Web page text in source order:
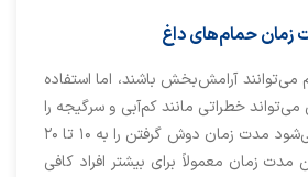
‌هایداغ
آرامش‌بخش باشند، اما استفاده
خطراتی مانند کم‌آبی و سرگیجه را
افزایش دهد. توصیه می‌شود مدت زمان دوش گرفتن را به ۱۰ تا ۲۰
زمان معمولاً برای بیشتر افراد کافی